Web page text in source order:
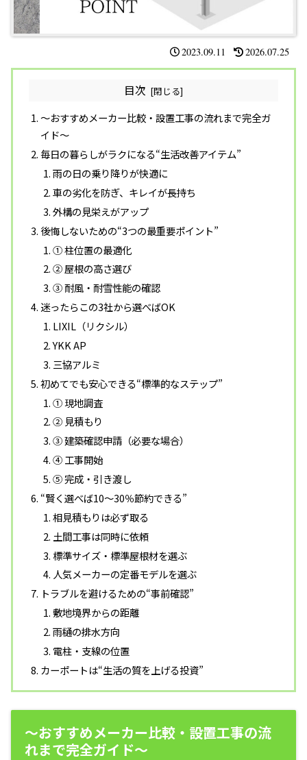
2023.09.11 2026.07.25
目次
〜おすすめメーカー比較・設置工事の流れまで完全ガ
イド〜
毎日の暮らしがラクになる“生活改善アイテム”
雨の日の乗り降りが快適に
車の劣化を防ぎ、キレイが長持ち
外構の見栄えがアップ
後悔しないための“3つの最重要ポイント”
① 柱位置の最適化
② 屋根の高さ選び
③ 耐風・耐雪性能の確認
迷ったらこの3社から選べばOK
LIXIL（リクシル）
YKK AP
三協アルミ
初めてでも安心できる“標準的なステップ”
① 現地調査
② 見積もり
③ 建築確認申請（必要な場合）
④ 工事開始
⑤ 完成・引き渡し
“賢く選べば10〜30％節約できる”
相見積もりは必ず取る
土間工事は同時に依頼
標準サイズ・標準屋根材を選ぶ
人気メーカーの定番モデルを選ぶ
トラブルを避けるための“事前確認”
敷地境界からの距離
雨樋の排水方向
電柱・支線の位置
カーポートは“生活の質を上げる投資”
〜おすすめメーカー比較・設置工事の流
れまで完全ガイド〜